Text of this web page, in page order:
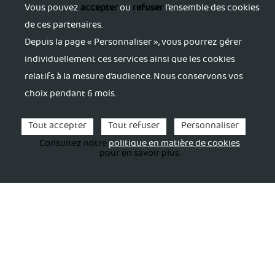
S'informer
Trouver du soutien
S'accorder du répit
S'activer
Vous pouvezaccepterourefuserl’ensemble des cookies
de ces partenaires.
Depuis la page « Personnaliser », vous pourrez gérer
individuellement ces services ainsi que les cookies
relatifs à la mesure d’audience. Nous conservons vos
choix pendant 6 mois.
Tout accepter
Tout refuser
Personnaliser
Consultez notrepolitique en matière de cookies
pour en savoir plus.